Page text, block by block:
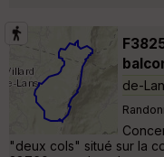
de-
"deux cols" situé sur la